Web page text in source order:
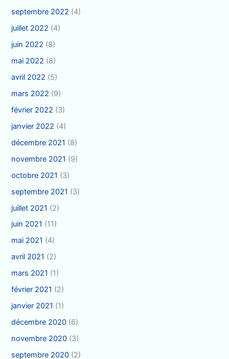
septembre 2022 (4)
juillet 2022 (4)
juin 2022 (8)
mai 2022 (8)
avril 2022 (5)
mars 2022 (9)
février 2022 (3)
janvier 2022 (4)
décembre 2021 (8)
novembre 2021 (9)
octobre 2021 (3)
septembre 2021 (3)
juillet 2021 (2)
juin 2021 (11)
mai 2021 (4)
avril 2021 (2)
mars 2021 (1)
février 2021 (2)
janvier 2021 (1)
décembre 2020 (6)
novembre 2020 (3)
septembre 2020 (2)